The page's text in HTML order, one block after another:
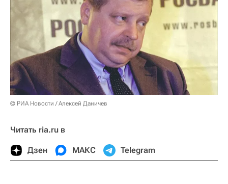
© РИА Новости / Алексей Даничев
Читать ria.ru в
Дзен МАКС Telegram